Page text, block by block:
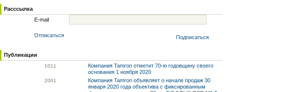
Расссылка
E-mail
Отписаться Подписаться
Публикации
1011
Компания Tamron отметит 70-ю годовщину своего
основания 1 ноября 2020
2001
Компания Tamron объявляет о начале продаж 30
января 2020 года объектива с фиксированным